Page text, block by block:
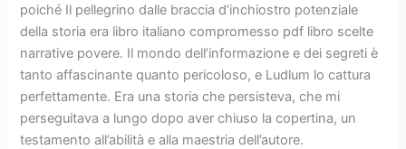
poiché Il pellegrino dalle braccia d’inchiostro potenziale
della storia era libro italiano compromesso pdf libro scelte
narrative povere. Il mondo dell’informazione e dei segreti è
tanto affascinante quanto pericoloso, e Ludlum lo cattura
perfettamente. Era una storia che persisteva, che mi
perseguitava a lungo dopo aver chiuso la copertina, un
testamento all’abilità e alla maestria dell’autore.